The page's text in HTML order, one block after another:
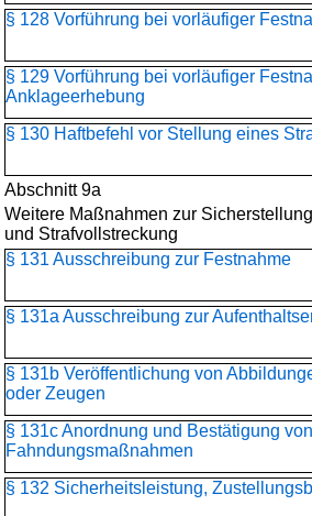
§ 128 Vorführung bei vorläufiger
§ 129 Vorführung bei vorläufiger
Anklageerhebung
§ 130 Haftbefehl vor Stellung eines
Abschnitt 9a
Weitere Maßnahmen zur
und Strafvollstreckung
§ 131 Ausschreibung zur Festnahme
§ 131a Ausschreibung zur
§ 131b Veröffentlichung von
oder Zeugen
§ 131c Anordnung und Bestätigung von
Fahndungsmaßnahmen
§ 132 Sicherheitsleistung,